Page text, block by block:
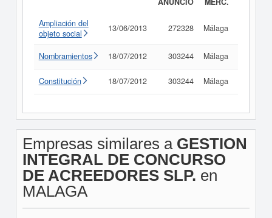
Ampliación del
objeto social
13/06/2013 272328 Málaga
Nombramientos 18/07/2012 303244 Málaga
Constitución 18/07/2012 303244 Málaga
Empresas similares a GESTION
INTEGRAL DE CONCURSO
DE ACREEDORES SLP. en
MALAGA